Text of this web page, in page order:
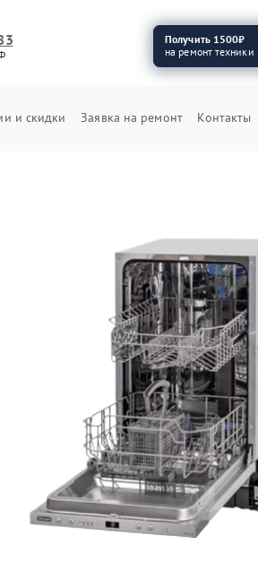
Получить 1500₽
на ремонт техники
и скидки Заявка на ремонт Контакты